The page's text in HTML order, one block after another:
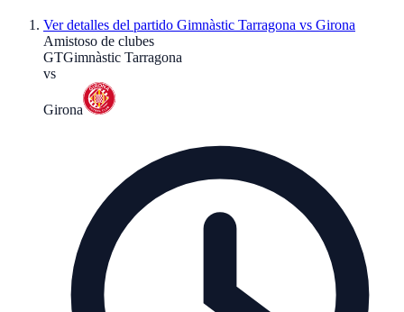
Ver detalles del partido Gimnàstic Tarragona vs Girona
Amistoso de clubes
GTGimnàstic Tarragona
vs
Girona